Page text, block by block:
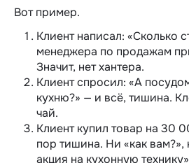
Вот пример.
Клиент написал: «Сколько
менеджера по продажам
Значит, нет хантера.
Клиент спросил: «А
кухню?» — и всё, тишина.
чай.
Клиент купил товар на 30
пор тишина. Ни «как вам?»,
акция на кухонную